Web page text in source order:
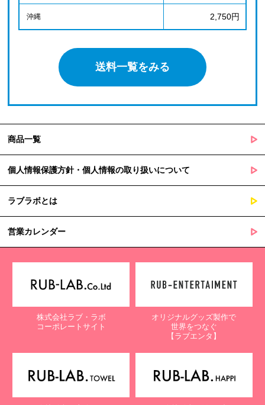
沖縄 2,750円
送料一覧をみる
商品一覧
個人情報保護方針・個人情報の取り扱いについて
ラブラボとは
営業カレンダー
株式会社ラブ・ラボ
コーポレートサイト
オリジナルグッズ製作で
世界をつなぐ
【ラブエンタ】